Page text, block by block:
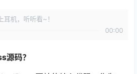
耳机，听听看~！
00:00
源码？